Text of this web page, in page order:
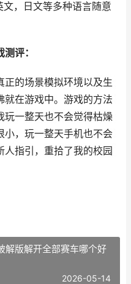
，日文等多种语言随意
评：
正的场景模拟环境以及生
就在游戏中。游戏的方法
玩一整天也不会觉得枯燥
小，玩一整天手机也不会
指引，重拾了我的校园
解版解开全部赛车哪个好
2026-05-14